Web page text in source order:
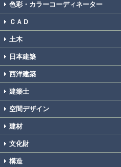
色彩・カラーコーディネーター
ＣＡＤ
土木
日本建築
西洋建築
建築士
空間デザイン
建材
文化財
構造